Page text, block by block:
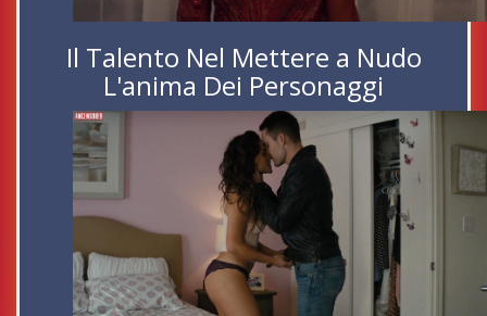
Il Talento Nel Mettere a Nudo
L'anima Dei Personaggi